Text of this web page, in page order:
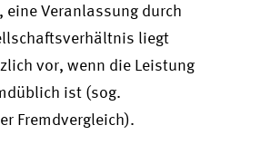
eine Veranlassung durch
liegt
vor, wenn die Leistung
ist (sog.
Fremdvergleich).